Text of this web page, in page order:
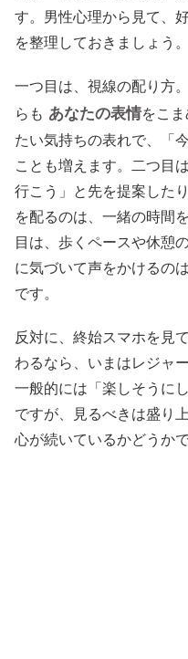
す。男性心理から見て、
を整理しておきましょう。
一つ目は、視線の配り方
らも あなたの表情をこ
たい気持ちの表れで、「
ことも増えます。二つ目
行こう」と先を提案した
を配るのは、一緒の時間
目は、歩くペースや休憩
に気づいて声をかけるの
です。
反対に、終始スマホを見
わるなら、いまはレジャ
一般的には「楽しそうに
ですが、見るべきは盛り
心が続いているかどうかで